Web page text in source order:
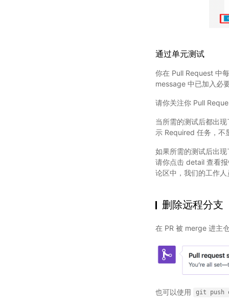
通过单元测试
你在 Pull Request 中
message 中已加入必
请你关注你 Pull
当所需的测试后都出
示 Required 任务，不
如果所需的测试后出
请你点击 detail 查看
论区中，我们的工作
删除远程分支
在 PR 被 merge 进主
也可以使用 git push